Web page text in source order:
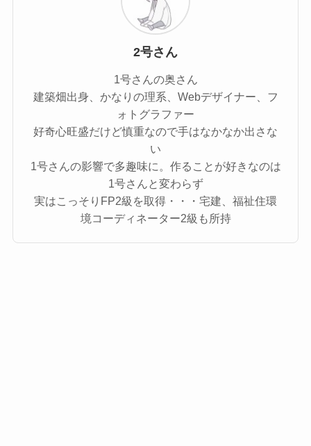
2号さん
1号さんの奥さん
建築畑出身、かなりの理系、Webデザイナー、フ
ォトグラファー
好奇心旺盛だけど慎重なので手はなかなか出さな
い
1号さんの影響で多趣味に。作ることが好きなのは
1号さんと変わらず
実はこっそりFP2級を取得・・・宅建、福祉住環
境コーディネーター2級も所持